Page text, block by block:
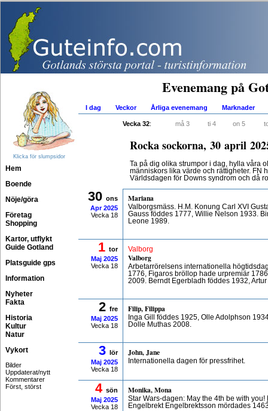
Klicka för slumpsidor
Hem
Boende
Nöje/göra
Företag
Shopping
Kartor, utflykt
Guide Gotland
Platsguide gps
Information
Nyheter
Fakta
Historia
Kultur
Natur
Vykort
Bilder
Uppdaterat/nytt
Kommentarer
Först, störst
Evenemang på
I dag Veckor Årliga evenemang Marknader
Vecka 32: må 3 ti 4 on 5
Rocka sockorna, 30 april
Ta på dig olika strumpor i dag, hylla våra
människors lika värde och rättigheter. FN
Världsdagen för Downs syndrom och då
30 ons
Apr 2025
Vecka 18
Mariana
Valborgsmäss. H.M. Konung Carl XVI
Gauss föddes 1777, Willie Nelson 1933.
Leone 1989.
1 tor
Maj 2025
Vecka 18
Valborg
Valborg
Arbetarrörelsens internationella
1776, Figaros bröllop hade urpremiär
2009. Berndt Egerbladh föddes 1932,
2 fre
Maj 2025
Vecka 18
Filip, Filippa
Inga Gill föddes 1925, Olle Adolphson
Dolle Muthas 2008.
3 lör
Maj 2025
Vecka 18
John, Jane
Internationella dagen för pressfrihet.
4 sön
Maj 2025
Vecka 18
Monika, Mona
Star Wars-dagen: May the 4th be with you!
Engelbrekt Engelbrektsson mördades